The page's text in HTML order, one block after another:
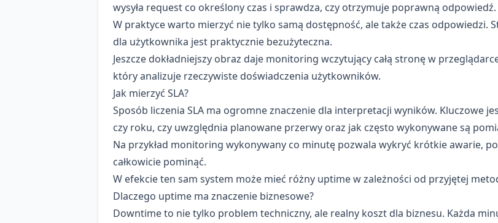
wysyła request co określony czas i sprawdza, czy otrzymuje poprawną odpowiedź.
W praktyce warto mierzyć nie tylko samą dostępność, ale także czas odpowiedzi.
dla użytkownika jest praktycznie bezużyteczna.
Jeszcze dokładniejszy obraz daje monitoring wczytujący całą stronę w
który analizuje rzeczywiste doświadczenia użytkowników.
Jak mierzyć SLA?
Sposób liczenia SLA ma ogromne znaczenie dla interpretacji wyników. Kluczowe
czy roku, czy uwzględnia planowane przerwy oraz jak często wykonywane są
Na przykład monitoring wykonywany co minutę pozwala wykryć krótkie awarie,
całkowicie pominąć.
W efekcie ten sam system może mieć różny uptime w zależności od przyjętej
Dlaczego uptime ma znaczenie biznesowe?
Downtime to nie tylko problem techniczny, ale realny koszt dla biznesu. Każda